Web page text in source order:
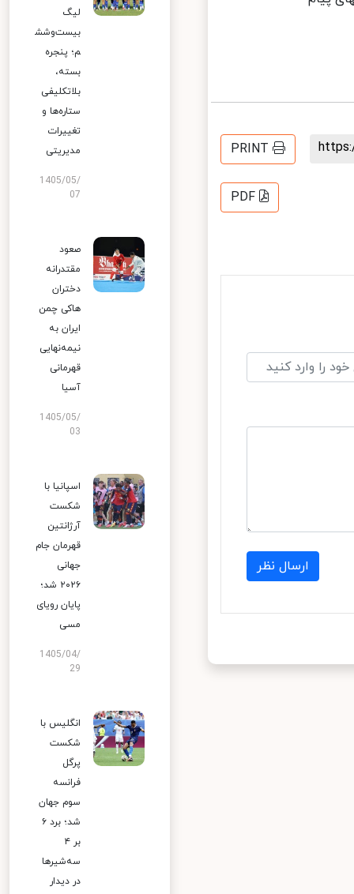
PRINT
PDF
ارسال نظر
لیگ
بیست‌وشش
م؛ پنجره
بسته،
بلاتکلیفی
ستاره‌ها و
تغییرات
مدیریتی
1405/05/
07
صعود
مقتدرانه
دختران
هاکی چمن
ایران به
نیمه‌نهایی
قهرمانی
آسیا
1405/05/
03
اسپانیا با
شکست
آرژانتین
قهرمان جام
جهانی
۲۰۲۶ شد؛
پایان رویای
مسی
1405/04/
29
انگلیس با
شکست
پرگل
فرانسه
سوم جهان
شد؛ برد ۶
بر ۴
سه‌شیرها
در دیدار